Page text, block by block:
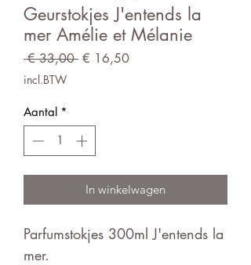
Geurstokjes J'entends la
mer Amélie et Mélanie
€ 33,00 Normale
€ 16,50Verkoopprijs
incl.BTW
Aantal *
In winkelwagen
Parfumstokjes 300ml J'entends la
mer.